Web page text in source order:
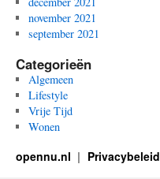
november 2021
september 2021
Categorieën
Algemeen
Lifestyle
Vrije Tijd
Wonen
opennu.nl Privacybeleid